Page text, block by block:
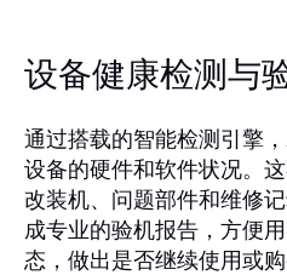
设备健康检测与
通过搭载的智能检测引擎
设备的硬件和软件状况。
改装机、问题部件和维修
成专业的验机报告，方便
态，做出是否继续使用或购